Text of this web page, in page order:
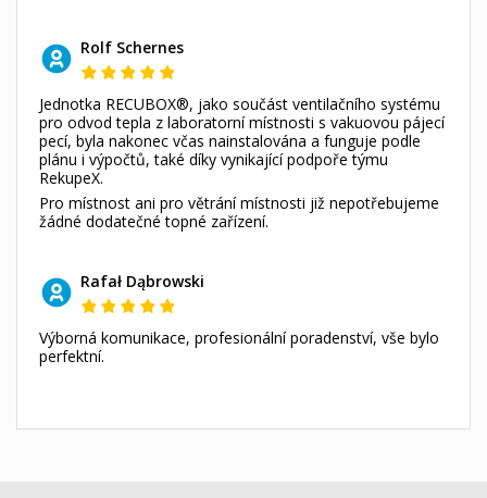
Rolf Schernes
Jednotka RECUBOX®, jako součást ventilačního systému
pro odvod tepla z laboratorní místnosti s vakuovou pájecí
pecí, byla nakonec včas nainstalována a funguje podle
plánu i výpočtů, také díky vynikající podpoře týmu
RekupeX.
Pro místnost ani pro větrání místnosti již nepotřebujeme
žádné dodatečné topné zařízení.
Rafał Dąbrowski
Výborná komunikace, profesionální poradenství, vše bylo
perfektní.